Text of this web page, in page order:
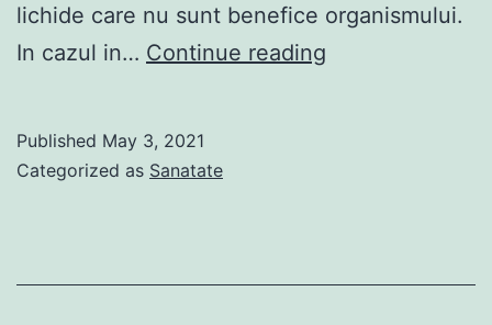
lichide care nu sunt benefice organismului.
In cazul in… Continue reading
Published May 3, 2021
Categorized as Sanatate